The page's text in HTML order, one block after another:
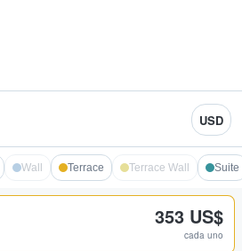
USD
Wall Terrace Terrace Wall Suite
353 US$
cada uno